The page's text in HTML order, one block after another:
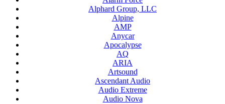
Alphard Group, LLC
Alpine
AMP
Anycar
Apocalypse
AQ
ARIA
Artsound
Ascendant Audio
Audio Extreme
Audio Nova